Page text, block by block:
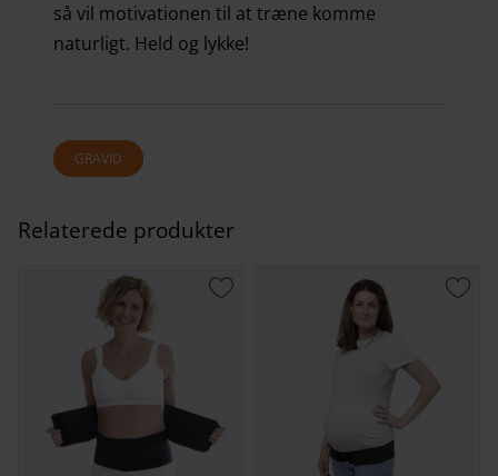
så vil motivationen til at træne komme
naturligt. Held og lykke!
GRAVID
Relaterede produkter
Gem som favorit